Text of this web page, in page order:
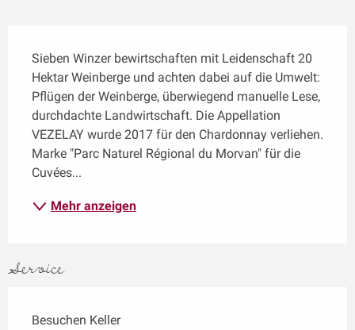
Sieben Winzer bewirtschaften mit Leidenschaft 20
Hektar Weinberge und achten dabei auf die Umwelt:
Pflügen der Weinberge, überwiegend manuelle Lese,
durchdachte Landwirtschaft. Die Appellation
VEZELAY wurde 2017 für den Chardonnay verliehen.
Marke "Parc Naturel Régional du Morvan" für die
Cuvées...
Mehr anzeigen
Service
Besuchen Keller